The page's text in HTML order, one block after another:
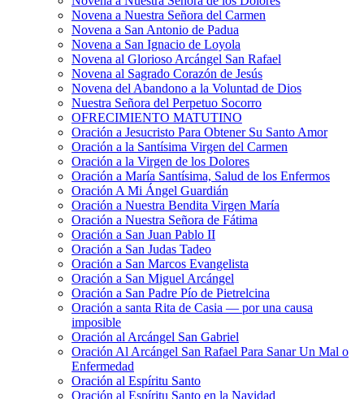
Novena a Nuestra Señora del Carmen
Novena a San Antonio de Padua
Novena a San Ignacio de Loyola
Novena al Glorioso Arcángel San Rafael
Novena al Sagrado Corazón de Jesús
Novena del Abandono a la Voluntad de Dios
Nuestra Señora del Perpetuo Socorro
OFRECIMIENTO MATUTINO
Oración a Jesucristo Para Obtener Su Santo Amor
Oración a la Santísima Virgen del Carmen
Oración a la Virgen de los Dolores
Oración a María Santísima, Salud de los Enfermos
Oración A Mi Ángel Guardián
Oración a Nuestra Bendita Virgen María
Oración a Nuestra Señora de Fátima
Oración a San Juan Pablo II
Oración a San Judas Tadeo
Oración a San Marcos Evangelista
Oración a San Miguel Arcángel
Oración a San Padre Pío de Pietrelcina
Oración a santa Rita de Casia — por una causa
imposible
Oración al Arcángel San Gabriel
Oración Al Arcángel San Rafael Para Sanar Un Mal o
Enfermedad
Oración al Espíritu Santo
Oración al Espíritu Santo en la Navidad